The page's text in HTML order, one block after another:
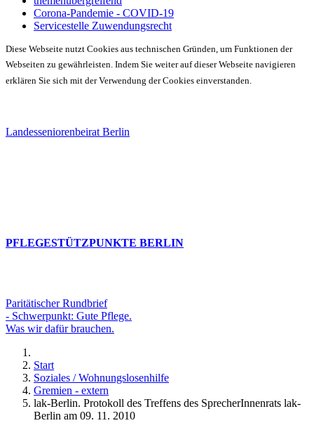
Corona-Pandemie - COVID-19
Servicestelle Zuwendungsrecht
Diese Webseite nutzt Cookies aus technischen Gründen, um Funktionen der
Webseiten zu gewährleisten. Indem Sie weiter auf dieser Webseite navigieren
erklären Sie sich mit der Verwendung der Cookies einverstanden.
Landesseniorenbeirat Berlin
PFLEGESTÜTZPUNKTE BERLIN
Paritätischer Rundbrief
- Schwerpunkt: Gute Pflege.
Was wir dafür brauchen.
Start
Soziales / Wohnungslosenhilfe
Gremien - extern
lak-Berlin. Protokoll des Treffens des SprecherInnenrats lak-
Berlin am 09. 11. 2010